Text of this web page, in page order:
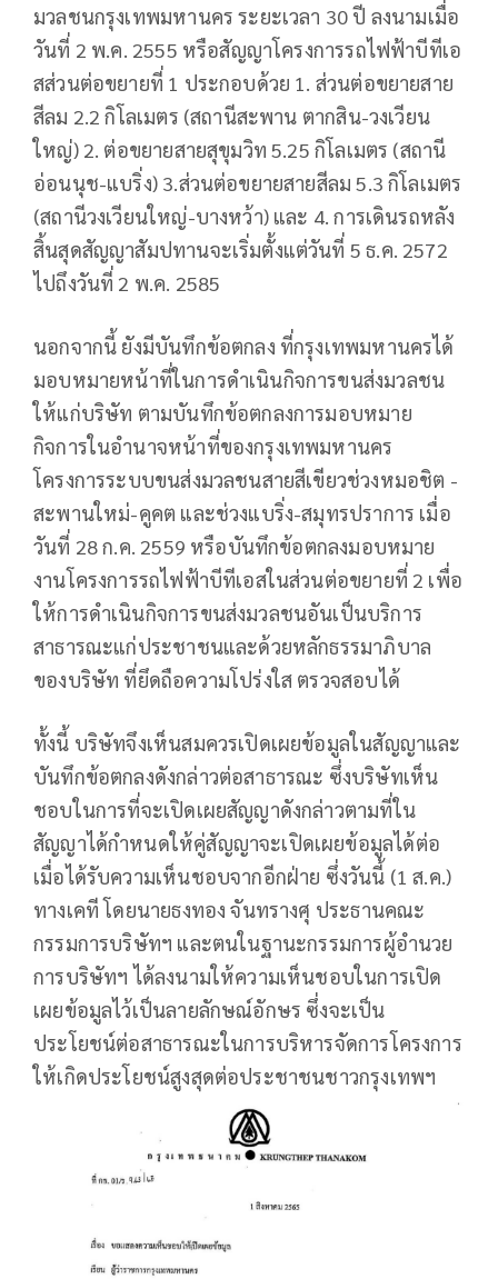
มวลชนกรุงเทพมหานคร ระยะเวลา 30 ปี ลงนามเมื่อ
วันที่ 2 พ.ค. 2555 หรือสัญญาโครงการรถไฟฟ้าบีทีเอ
สส่วนต่อขยายที่ 1 ประกอบด้วย 1. ส่วนต่อขยายสาย
สีลม 2.2 กิโลเมตร (สถานีสะพาน ตากสิน-วงเวียน
ใหญ่) 2. ต่อขยายสายสุขุมวิท 5.25 กิโลเมตร (สถานี
อ่อนนุช-แบริ่ง) 3.ส่วนต่อขยายสายสีลม 5.3 กิโลเมตร
(สถานีวงเวียนใหญ่-บางหว้า) และ 4. การเดินรถหลัง
สิ้นสุดสัญญาสัมปทานจะเริ่มตั้งแต่วันที่ 5 ธ.ค. 2572
ไปถึงวันที่ 2 พ.ค. 2585
นอกจากนี้ ยังมีบันทึกข้อตกลง ที่กรุงเทพมหานครได้
มอบหมายหน้าที่ในการดำเนินกิจการขนส่งมวลชน
ให้แก่บริษัท ตามบันทึกข้อตกลงการมอบหมาย
กิจการในอำนาจหน้าที่ของกรุงเทพมหานคร
โครงการระบบขนส่งมวลชนสายสีเขียวช่วงหมอชิต -
สะพานใหม่-คูคต และช่วงแบริ่ง-สมุทรปราการ เมื่อ
วันที่ 28 ก.ค. 2559 หรือบันทึกข้อตกลงมอบหมาย
งานโครงการรถไฟฟ้าบีทีเอสในส่วนต่อขยายที่ 2 เพื่อ
ให้การดำเนินกิจการขนส่งมวลชนอันเป็นบริการ
สาธารณะแก่ประชาชนและด้วยหลักธรรมาภิบาล
ของบริษัท ที่ยึดถือความโปร่งใส ตรวจสอบได้
ทั้งนี้ บริษัทจึงเห็นสมควรเปิดเผยข้อมูลในสัญญาและ
บันทึกข้อตกลงดังกล่าวต่อสาธารณะ ซึ่งบริษัทเห็น
ชอบในการที่จะเปิดเผยสัญญาดังกล่าวตามที่ใน
สัญญาได้กำหนดให้คู่สัญญาจะเปิดเผยข้อมูลได้ต่อ
เมื่อได้รับความเห็นชอบจากอีกฝ่าย ซึ่งวันนี้ (1 ส.ค.)
ทางเคที โดยนายธงทอง จันทรางศุ ประธานคณะ
กรรมการบริษัทฯ และตนในฐานะกรรมการผู้อำนวย
การบริษัทฯ ได้ลงนามให้ความเห็นชอบในการเปิด
เผยข้อมูลไว้เป็นลายลักษณ์อักษร ซึ่งจะเป็น
ประโยชน์ต่อสาธารณะในการบริหารจัดการโครงการ
ให้เกิดประโยชน์สูงสุดต่อประชาชนชาวกรุงเทพฯ